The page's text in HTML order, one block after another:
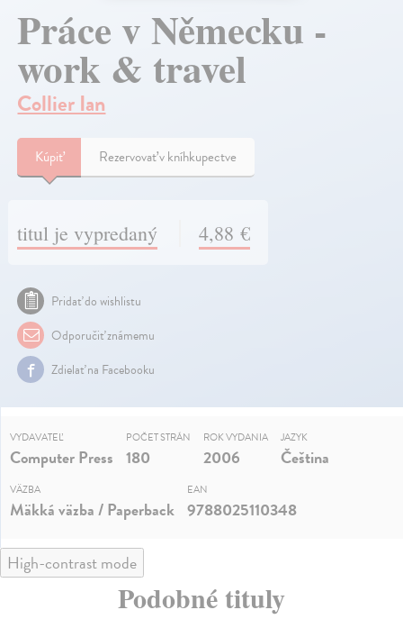
Práce v Německu -
work & travel
Collier Ian
Kúpiť Rezervovať v kníhkupectve
titul je vypredaný 4,88 €
Pridať do wishlistu
Odporučiť známemu
Zdielať na Facebooku
VYDAVATEĽ
Computer Press
POČET STRÁN
180
ROK VYDANIA
2006
JAZYK
Čeština
VÄZBA
Mäkká väzba / Paperback
EAN
9788025110348
High-contrast mode
Podobné tituly